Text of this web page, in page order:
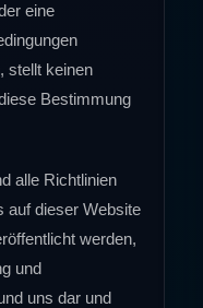
eine
stellt keinen
Bestimmung
alle Richtlinien
auf dieser Website
werden,
und
uns dar und